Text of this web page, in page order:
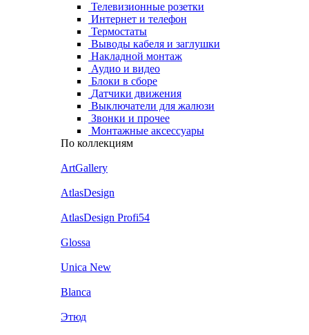
Телевизионные розетки
Интернет и телефон
Термостаты
Выводы кабеля и заглушки
Накладной монтаж
Аудио и видео
Блоки в сборе
Датчики движения
Выключатели для жалюзи
Звонки и прочее
Монтажные аксессуары
По коллекциям
ArtGallery
AtlasDesign
AtlasDesign Profi54
Glossa
Unica New
Blanca
Этюд